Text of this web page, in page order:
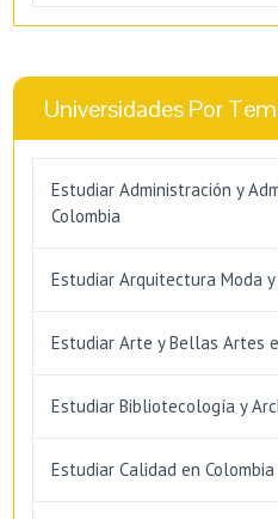
Universidades Por
Estudiar Administración y
Colombia
Estudiar Arquitectura Moda y
Estudiar Arte y Bellas Artes
Estudiar Bibliotecología y
Estudiar Calidad en Colombia